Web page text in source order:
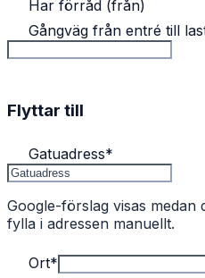
Har förråd (från)
Gångväg från entré till
Flyttar till
Gatuadress*
Google-förslag visas medan
fylla i adressen manuellt.
Ort*